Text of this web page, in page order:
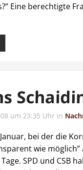
Eine berechtigte
um 23:35 Uhr in
bei der die
wie
SPD und CSB